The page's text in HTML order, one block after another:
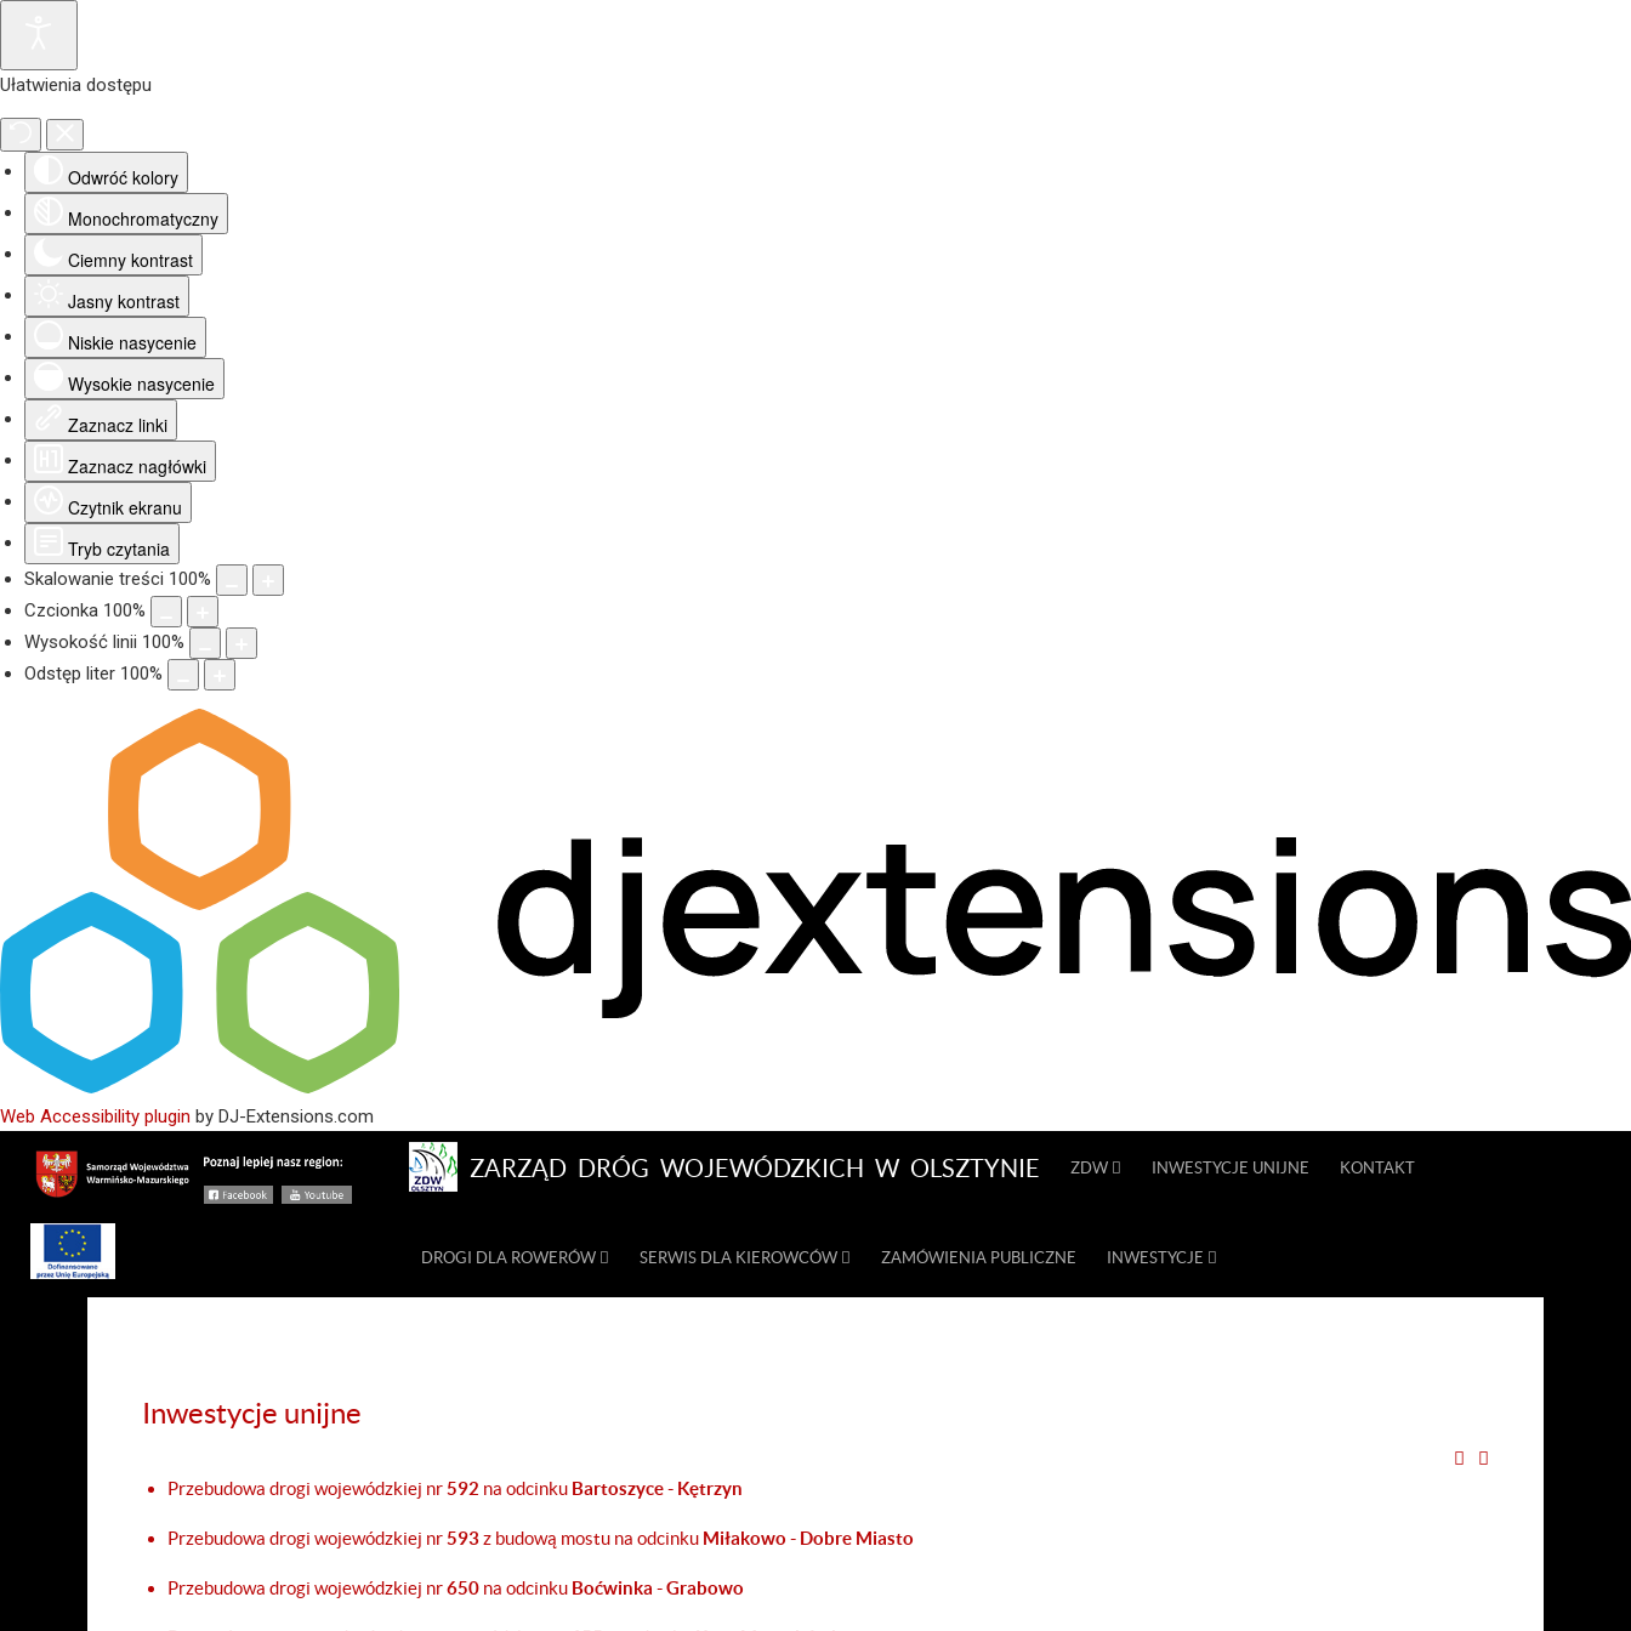
Ułatwienia dostępu
Odwróć kolory
Monochromatyczny
Ciemny kontrast
Jasny kontrast
Niskie nasycenie
Wysokie nasycenie
Zaznacz linki
Zaznacz nagłówki
Czytnik ekranu
Tryb czytania
Skalowanie treści 100%
Czcionka 100%
Wysokość linii 100%
Odstęp liter 100%
Web Accessibility plugin by DJ-Extensions.com
ZARZĄD DRÓG WOJEWÓDZKICH W OLSZTYNIE ZDW INWESTYCJE UNIJNE KONTAKT
DROGI DLA ROWERÓW SERWIS DLA KIEROWCÓW ZAMÓWIENIA PUBLICZNE INWESTYCJE
Inwestycje unijne
Przebudowa drogi wojewódzkiej nr592 na odcinku Bartoszyce - Kętrzyn
Przebudowa drogi wojewódzkiej nr593z budową mostu na odcinku Miłakowo - Dobre Miasto
Przebudowa drogi wojewódzkiej nr650 na odcinku Boćwinka - Grabowo